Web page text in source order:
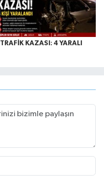
TRAFİK KAZASI: 4 YARALI